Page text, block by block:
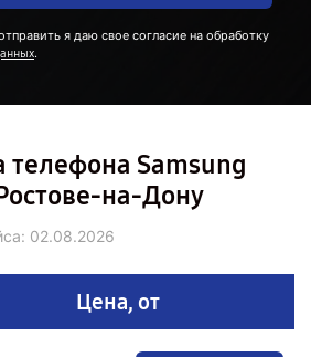
я даю свое согласие на обработку
.
телефона Samsung
на-Дону
02.08.2026
Цена, от